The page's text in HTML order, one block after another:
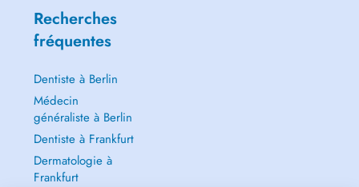
Recherches
fréquentes
Dentiste à Berlin
Médecin
généraliste à Berlin
Dentiste à Frankfurt
Dermatologie à
Frankfurt